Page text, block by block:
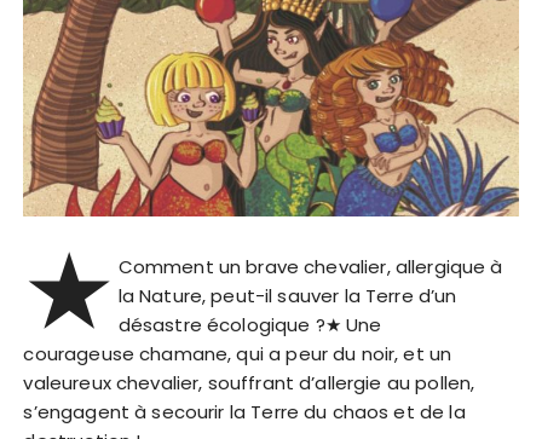
★ Comment un brave chevalier, allergique à
la Nature, peut-il sauver la Terre d’un
désastre écologique ?★ Une
courageuse chamane, qui a peur du noir, et un
valeureux chevalier, souffrant d’allergie au pollen,
s’engagent à secourir la Terre du chaos et de la